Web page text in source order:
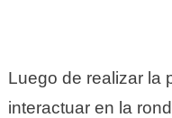
Luego de realizar la
interactuar en la